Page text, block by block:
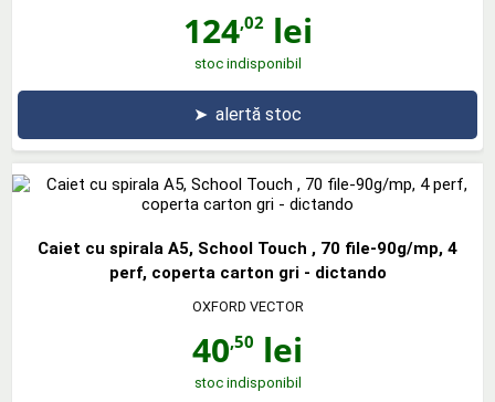
124,02lei
stoc indisponibil
➤ alertă stoc
Caiet cu spirala A5, School Touch , 70 file-90g/mp, 4
perf, coperta carton gri - dictando
OXFORD VECTOR
40,50 lei
stoc indisponibil